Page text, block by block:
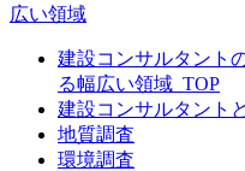
広い領域
建設コンサルタント
る幅広い領域_TOP
建設コンサルタント
地質調査
環境調査